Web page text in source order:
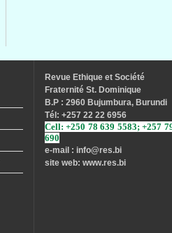
Revue Ethique et Société
Fraternité St. Dominique
B.P : 2960 Bujumbura, Burundi
Tél : +257 22 22 6956
Cell: +250 78 639 5583; +257
690
e-mail : info@res.bi
site web: www.res.bi